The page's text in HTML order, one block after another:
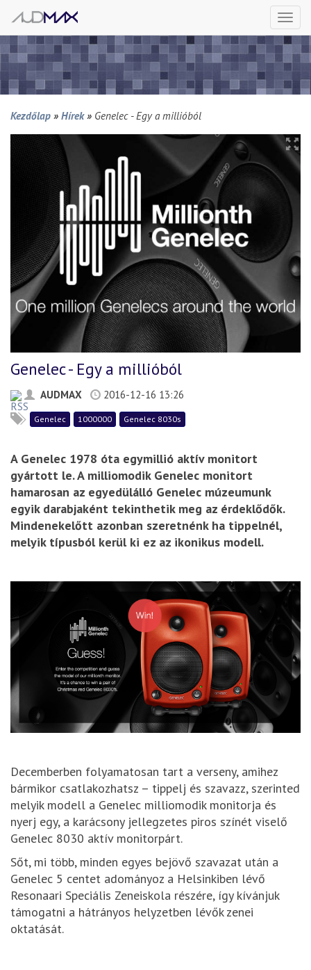
Kezdőlap » Hírek » Genelec - Egy a millióból
Genelec - Egy a millióból
AUDMAX 2016-12-16 13:26
Genelec 1000000 Genelec 8030s
A Genelec 1978 óta egymillió aktív monitort
gyártott le. A milliomodik Genelec monitort
hamarosan az egyedülálló Genelec múzeumunk
egyik darabjaként tekinthetik meg az érdeklődők.
Mindenekelőtt azonban szeretnénk ha tippelnél,
melyik típusból kerül ki ez az ikonikus modell.
Decemberben folyamatosan tart a verseny, amihez
bármikor csatlakozhatsz – tippelj és szavazz, szerinted
melyik modell a Genelec milliomodik monitorja és
nyerj egy, a karácsony jellegzetes piros színét viselő
Genelec 8030 aktív monitorpárt.
Sőt, mi több, minden egyes bejövő szavazat után a
Genelec 5 centet adományoz a Helsinkiben lévő
Resonaari Speciális Zeneiskola részére, így kívánjuk
támogatni a hátrányos helyzetben lévők zenei
oktatását.